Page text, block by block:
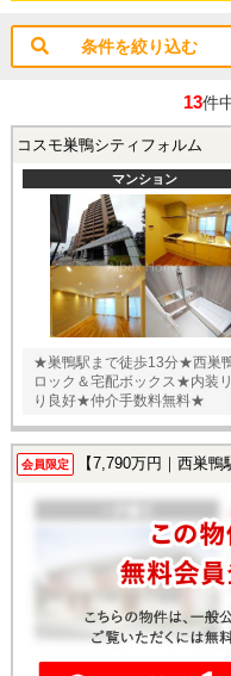
条件を絞り込む
13件
コスモ巣鴨シティフォルム
マンション
★巣鴨駅まで徒歩13分★西巣
ロック＆宅配ボックス★内装
り良好★仲介手数料無料★
会員限定 【7,790万円｜西巣鴨